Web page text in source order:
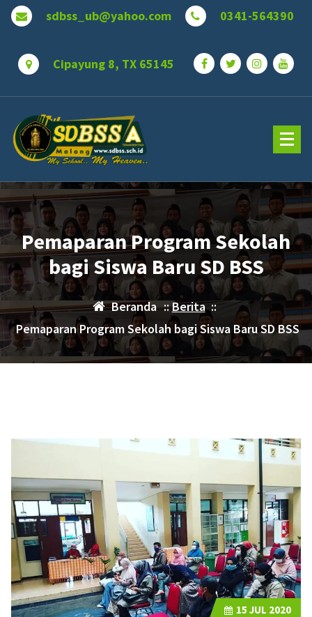
Lewati
sdbss_ub@yahoo.com 0341-564390
Cipayung 8, TX 65145
Pemaparan Program Sekolah
bagi Siswa Baru SD BSS
Beranda ::Berita::
Pemaparan Program Sekolah bagi Siswa Baru SD BSS
15 JUL 2020